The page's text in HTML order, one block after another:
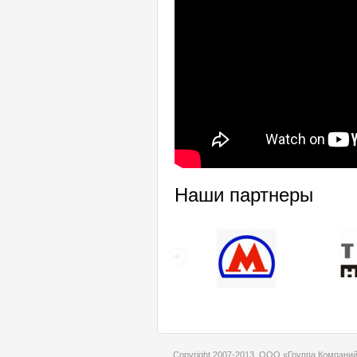
Наши партнеры
Copyright 2007-2013, ООО «Группа Компаний